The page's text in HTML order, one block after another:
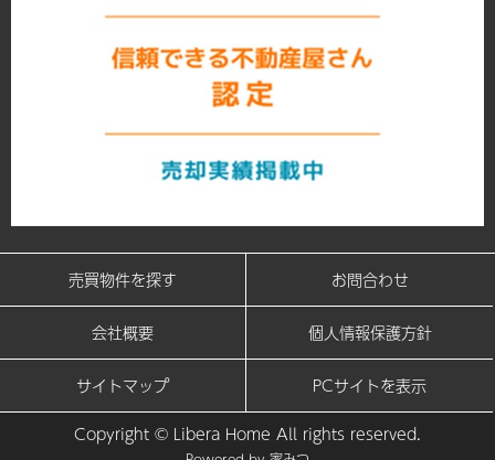
売買物件を探す お問合わせ
会社概要 個人情報保護方針
サイトマップ
PCサイトを表示
Copyright © Libera Home All rights reserved.